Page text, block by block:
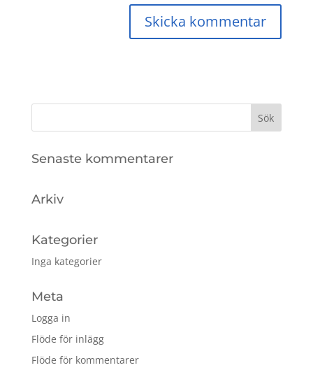
Senaste kommentarer
Arkiv
Kategorier
Inga kategorier
Meta
Logga in
Flöde för inlägg
Flöde för kommentarer